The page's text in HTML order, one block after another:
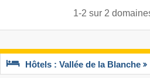
1-2 sur 2
Hôtels : Vallée de la Blanche